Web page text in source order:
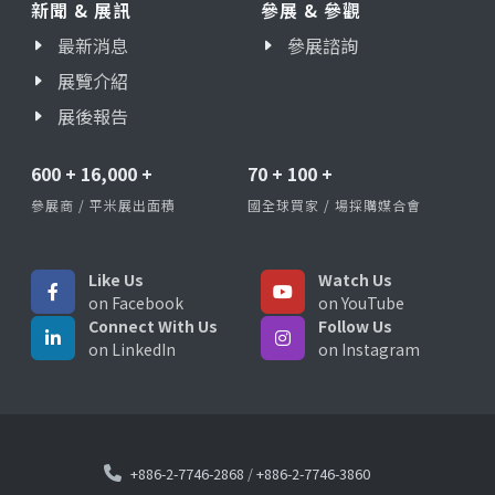
新聞 & 展訊
最新消息
展覽介紹
展後報告
參展 & 參觀
參展諮詢
600 + 16,000 +
參展商 / 平米展出面積
70 + 100 +
國全球買家 / 場採購媒合會
Like Us
on Facebook
Watch Us
on YouTube
Connect With Us
on LinkedIn
Follow Us
on Instagram
+886-2-7746-2868 /+886-2-7746-3860